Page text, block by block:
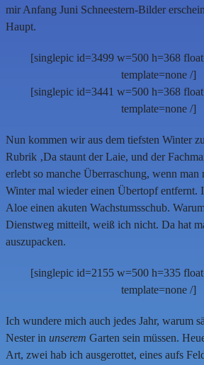
mir Anfang Juni Schneestern-Bilder
Haupt.
[singlepic id=3499 w=500 h=368
template=none /]
[singlepic id=3441 w=500 h=368
template=none /]
Nun kommen wir aus dem tiefsten Winter
Rubrik ‚Da staunt der Laie, und der
erlebt so manche Überraschung, wenn man
Winter mal wieder einen Übertopf entfernt.
Aloe einen akuten Wachstumsschub.
Dienstweg mitteilt, weiß ich nicht. Da hat
auszupacken.
[singlepic id=2155 w=500 h=335
template=none /]
Ich wundere mich auch jedes Jahr, warum
Nester in unserem Garten sein müssen.
Art, zwei hab ich ausgerottet, eines aufs